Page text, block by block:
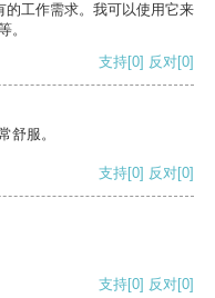
的工作需求。我可以使用它来
。
支持[0] 反对[0]
舒服。
支持[0] 反对[0]
支持[0] 反对[0]